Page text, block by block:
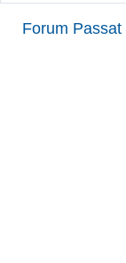
Forum Passat